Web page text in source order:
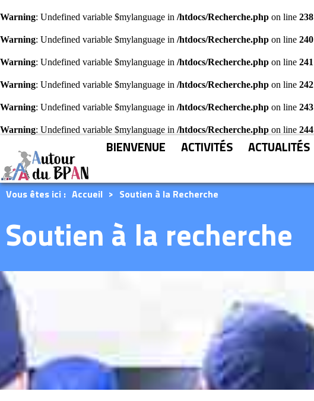
Warning: Undefined variable $mylanguage in /htdocs/Recherche.php on line 238
Warning: Undefined variable $mylanguage in /htdocs/Recherche.php on line 240
Warning: Undefined variable $mylanguage in /htdocs/Recherche.php on line 241
Warning: Undefined variable $mylanguage in /htdocs/Recherche.php on line 242
Warning: Undefined variable $mylanguage in /htdocs/Recherche.php on line 243
Warning: Undefined variable $mylanguage in /htdocs/Recherche.php on line 244
BIENVENUE ACTIVITÉS ACTUALITÉS
Vous êtes ici : Accueil > Soutien à la Recherche
Soutien à la recherche